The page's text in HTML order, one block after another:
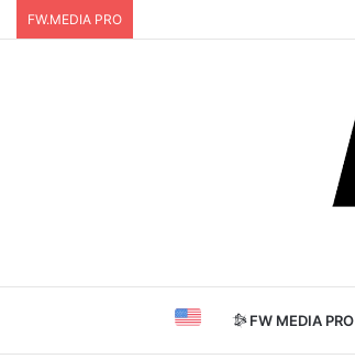
FW.MEDIA PRO
FW MEDIA PRO